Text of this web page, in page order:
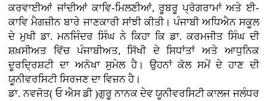
ਕਰਵਾਈਆਂ ਜਾਂਦੀਆਂ ਕਾਵਿ-ਮਿਲਣੀਆਂ, ਰੂਬਰੂ ਪ੍ਰੋਗਰਾਮਾਂ ਅਤੇ ਈ-
ਕਾਵਿ ਮੈਗਜ਼ੀਨ ਬਾਰੇ ਜਾਣਕਾਰੀ ਸਾਂਝੀ ਕੀਤੀ। ਪੰਜਾਬੀ ਅਧਿਐਨ ਸਕੂਲ
ਦੇ ਮੁਖੀ ਡਾ. ਮਨਜਿੰਦਰ ਸਿੰਘ ਨੇ ਕਿਹਾ ਕਿ ਡਾ. ਕਰਮਜੀਤ ਸਿੰਘ ਦੀ
ਸ਼ਖ਼ਸੀਅਤ ਵਿੱਚ ਪੰਜਾਬੀਅਤ, ਸਿੱਖੀ ਦੇ ਸਿਧਾਂਤਾਂ ਅਤੇ ਆਧੁਨਿਕ
ਦੂਰਦ੍ਰਿਸ਼ਟੀ ਦਾ ਅਨੋਖਾ ਸੁਮੇਲ ਹੈ। ਉਹਨਾਂ ਕੋਲ ਸਮੇਂ ਦੇ ਹਾਣ ਦੀ
ਯੂਨੀਵਰਸਿਟੀ ਸਿਰਜਣ ਦਾ ਵਿਜ਼ਨ ਹੈ।
ਡਾ. ਨਵਜੋਤ( ਓ ਐਸ ਡੀ )ਗੁਰੂ ਨਾਨਕ ਦੇਵ ਯੂਨੀਵਰਸਿਟੀ ਕਾਲਜ ਜਲੰਧਰ